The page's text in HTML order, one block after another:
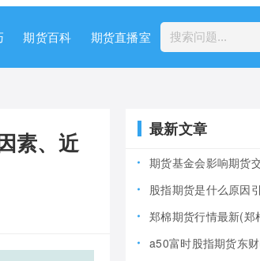
期货百科 期货直播室
素、近
最新文章
期货基金会影响期货交易吗(
股指期货是什么原因引起的(
郑棉期货行情最新(郑
a50富时股指期货东